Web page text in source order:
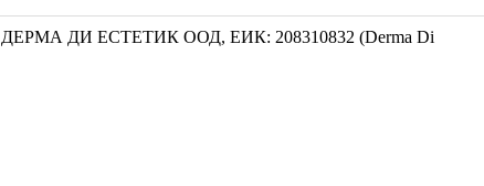
ДЕРМА ДИ ЕСТЕТИК ООД, ЕИК: 208310832 (Derma Di